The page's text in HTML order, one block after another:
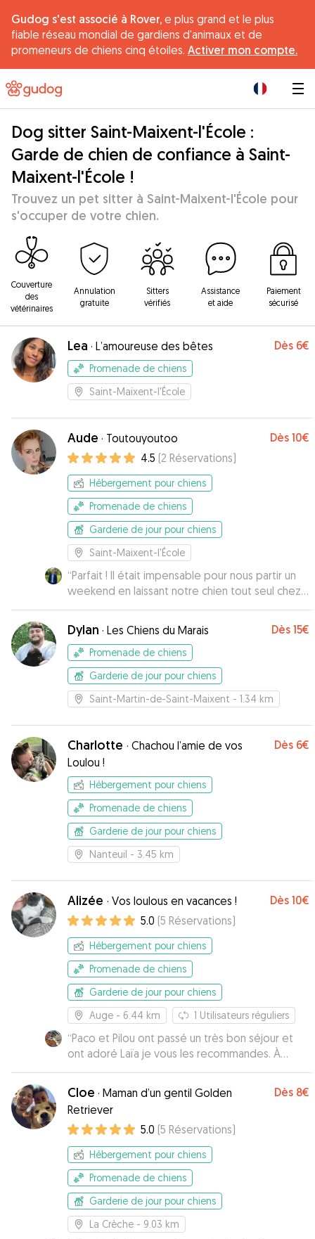
Gudog s'est associé à Rover, e plus grand et le plus
fiable réseau mondial de gardiens d'animaux et de
promeneurs de chiens cinq étoiles. Activer mon compte.
Dog sitter Saint-Maixent-l'École :
Garde de chien de confiance à Saint-
Maixent-l'École !
Trouvez un pet sitter à Saint-Maixent-l'École pour
s'occuper de votre chien.
Couverture
des
vétérinaires
Annulation
gratuite
Sitters
vérifiés
Assistance
et aide
Paiement
sécurisé
Lea · L’amoureuse des bêtes Dès 6€
Promenade de chiens
Saint-Maixent-l'École
Aude · Toutouyoutoo Dès 10€
4.5 (2 Réservations)
Hébergement pour chiens
Promenade de chiens
Garderie de jour pour chiens
Saint-Maixent-l'École
“Parfait ! Il était impensable pour nous partir un
weekend en laissant notre chien tout seul chez
nous. Aude et son conjoint ont accepté de
garder notre chienne chez eux. Elle a donc été
en très bonne compagnie promener,
chouchouter, câliner. Un grand merci à eux je les
recommande fortement !”
Dylan · Les Chiens du Marais Dès 15€
Promenade de chiens
Garderie de jour pour chiens
Saint-Martin-de-Saint-Maixent - 1.34 km
Charlotte · Chachou l’amie de vos
Loulou !
Dès 6€
Hébergement pour chiens
Promenade de chiens
Garderie de jour pour chiens
Nanteuil - 3.45 km
Alizée · Vos loulous en vacances ! Dès 10€
5.0 (5 Réservations)
Hébergement pour chiens
Promenade de chiens
Garderie de jour pour chiens
Auge - 6.44 km 1 Utilisateurs réguliers
“Paco et Pilou ont passé un très bon séjour et
ont adoré Laïa je vous les recommandes. À
bientôt”
Cloe · Maman d’un gentil Golden
Retriever
Dès 8€
5.0 (5 Réservations)
Hébergement pour chiens
Promenade de chiens
Garderie de jour pour chiens
La Crèche - 9.03 km